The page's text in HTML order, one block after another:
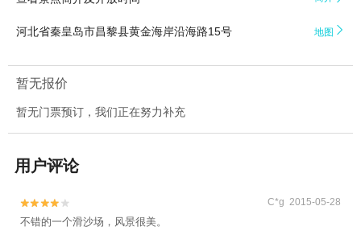
河北省秦皇岛市昌黎县黄金海岸沿海路15号 地图 
暂无报价
暂无门票预订，我们正在努力补充
用户评论

 C*g 2015-05-28
不错的一个滑沙场，风景很美。